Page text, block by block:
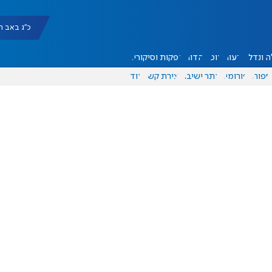
כ"ג באב תשפ"ו
ונדל"ן דעות אוכל יהדות הפקות וסיקורים
ספורט פורומים אתר ישיבה יצירת קשר עוד